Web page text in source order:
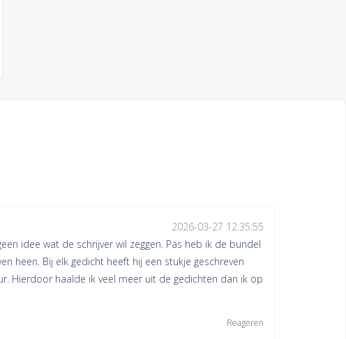
2026-03-27 12:35:55
idee wat de schrijver wil zeggen. Pas heb ik de bundel
heen. Bij elk gedicht heeft hij een stukje geschreven
Hierdoor haalde ik veel meer uit de gedichten dan ik op
Reageren